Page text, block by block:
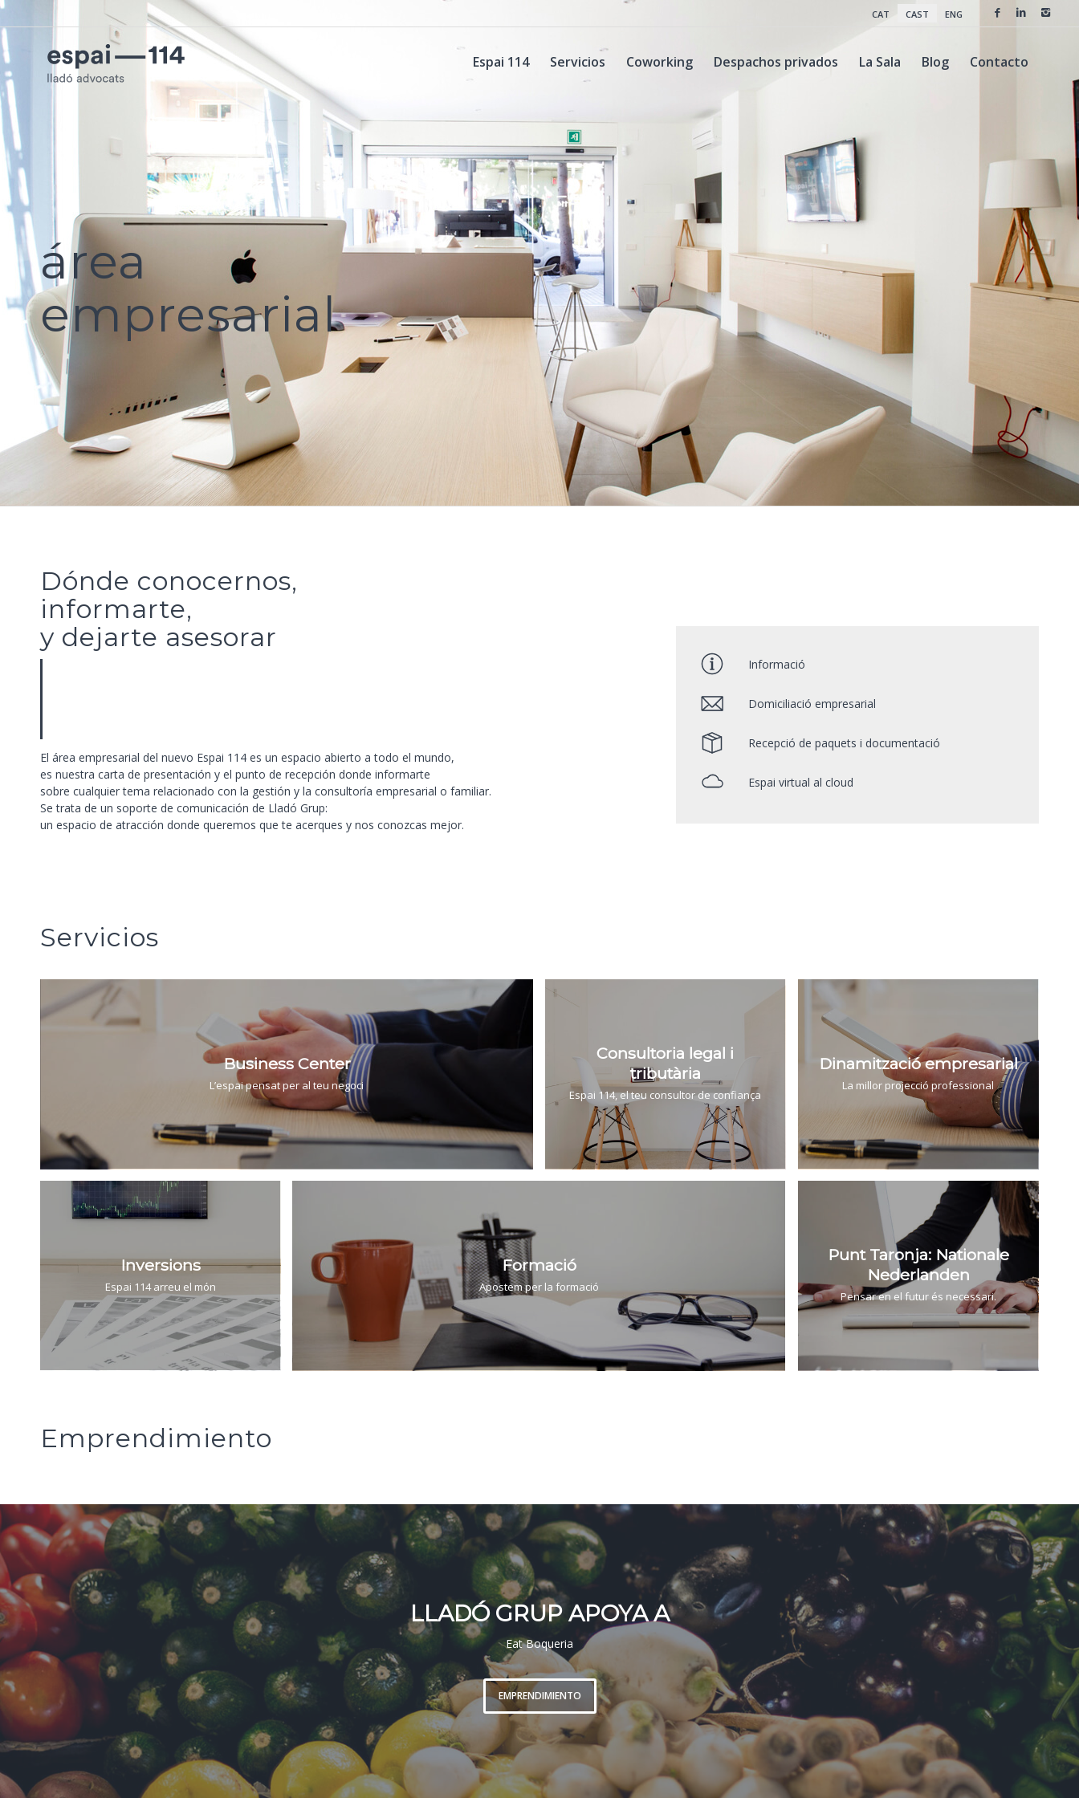
CAT CAST ENG
Espai 114 Servicios Coworking Despachos privados La Sala Blog Contacto
área
empresarial
Dónde conocernos,
informarte,
y dejarte asesorar
El área empresarial del nuevo Espai 114 es un espacio abierto a todo el mundo,
es nuestra carta de presentación y el punto de recepción donde informarte
sobre cualquier tema relacionado con la gestión y la consultoría empresarial o familiar.
Se trata de un soporte de comunicación de Lladó Grup:
un espacio de atracción donde queremos que te acerques y nos conozcas mejor.
Informació
Domiciliació empresarial
Recepció de paquets i documentació
Espai virtual al cloud
Servicios
Business Center
L’espai pensat per al teu negoci
Consultoria legal i
tributària
Espai 114, el teu consultor de confiança
Dinamització empresarial
La millor projecció professional
Inversions
Espai 114 arreu el món
Formació
Apostem per la formació
Punt Taronja: Nationale
Nederlanden
Pensar en el futur és necessari.
Emprendimiento
LLADÓ GRUP APOYA A
Eat Boqueria
EMPRENDIMIENTO